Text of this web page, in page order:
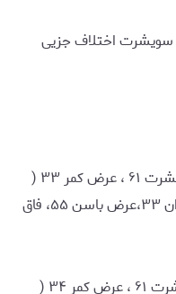
سویشرت اختلاف جزیی
Xs: عرض سینه سویشرت ۶۴ قد سویشرت ۶۱ ، عرض کمر ۳۳ (
کمتر و بیشتر چون کش داره)، عرض ران ۳۳،عرض باسن ۵۵، فاق
S: عرض سینه سویشرت ۶۹ قد سویشرت ۶۱ ، عرض کمر ۳۴ (